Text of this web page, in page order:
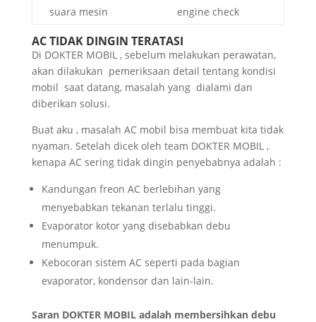
suara mesin engine check
AC TIDAK DINGIN TERATASI
Di DOKTER MOBIL , sebelum melakukan perawatan,
akan dilakukan pemeriksaan detail tentang kondisi
mobil saat datang, masalah yang dialami dan
diberikan solusi.
Buat aku , masalah AC mobil bisa membuat kita tidak
nyaman. Setelah dicek oleh team DOKTER MOBIL ,
kenapa AC sering tidak dingin penyebabnya adalah :
Kandungan freon AC berlebihan yang
menyebabkan tekanan terlalu tinggi.
Evaporator kotor yang disebabkan debu
menumpuk.
Kebocoran sistem AC seperti pada bagian
evaporator, kondensor dan lain-lain.
Saran DOKTER MOBIL adalah membersihkan debu